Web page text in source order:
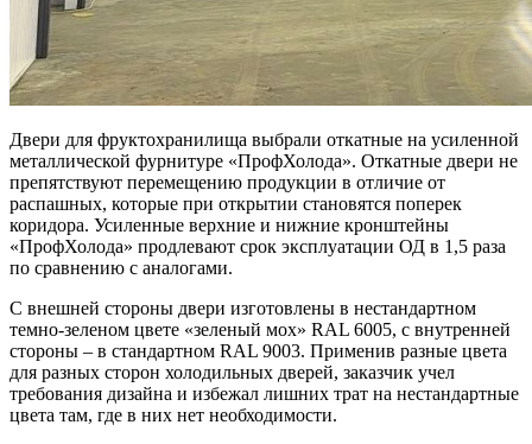
Двери для фруктохранилища выбрали откатные на усиленной
металлической фурнитуре «ПрофХолода». Откатные двери не
препятствуют перемещению продукции в отличие от
распашных, которые при открытии становятся поперек
коридора. Усиленные верхние и нижние кронштейны
«ПрофХолода» продлевают срок эксплуатации ОД в 1,5 раза
по сравнению с аналогами.
С внешней стороны двери изготовлены в нестандартном
темно-зеленом цвете «зеленый мох» RAL 6005, с внутренней
стороны – в стандартном RAL 9003. Применив разные цвета
для разных сторон холодильных дверей, заказчик учел
требования дизайна и избежал лишних трат на нестандартные
цвета там, где в них нет необходимости.